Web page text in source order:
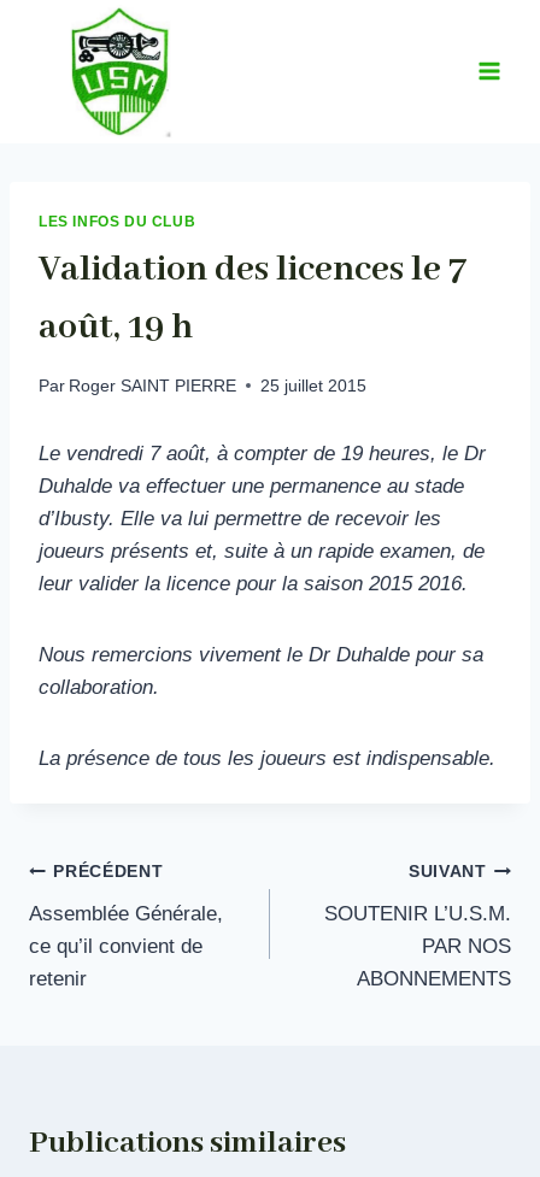
LES INFOS DU CLUB
Validation des licences le 7
août, 19 h
Par Roger SAINT PIERRE 25 juillet 2015
Le vendredi 7 août, à compter de 19 heures, le Dr
Duhalde va effectuer une permanence au stade
d’Ibusty. Elle va lui permettre de recevoir les
joueurs présents et, suite à un rapide examen, de
leur valider la licence pour la saison 2015 2016.
Nous remercions vivement le Dr Duhalde pour sa
collaboration.
La présence de tous les joueurs est indispensable.
Navigation
de
l’article
PRÉCÉDENT
Assemblée Générale,
ce qu’il convient de
retenir
SUIVANT
SOUTENIR L’U.S.M.
PAR NOS
ABONNEMENTS
Publications similaires